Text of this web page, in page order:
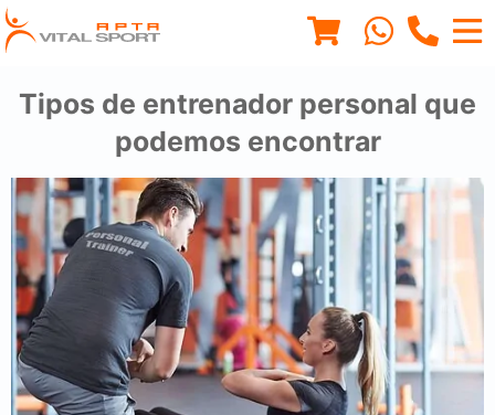
Tipos de entrenador personal que
podemos encontrar